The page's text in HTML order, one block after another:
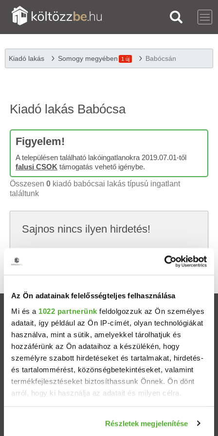
Az Ön adatainak felelősségteljes felhasználása
Mi és a 1022 partnerünk feldolgozzuk az Ön személyes
adatait, így például az Ön IP-címét, olyan technológiákat
használva, mint a sütik, amelyekkel tárolhatjuk és
hozzáférünk az Ön adataihoz a készülékén, hogy
személyre szabott hirdetéseket és tartalmakat, hirdetés-
és tartalommérést, közönségbetekintéseket, valamint
termékfejlesztéseket biztosíthassunk Önnek. Ön dönt
arról, hogy ki használja az adatait és milyen célra.
Információgyűjtés az Ön földrajzi elhelyezkedéséről
Részletek megjelenítése
Kiadó lakás Somogy megyében 1 új Babócsán
Kiadó lakás Babócsa
Figyelem!
A településen található lakóingatlanokra 2019.07.01-től
falusi CSOK támogatás vehető igénybe.
Összesen 0 kiadó babócsai lakás típusú ingatlant
találtunk
Sajnos nincs ilyen hirdetés!
keresni, hátha akkor megtalálod, amit keresel.
Ingatlanok
Eladó házak
Eladó lakások
Települések